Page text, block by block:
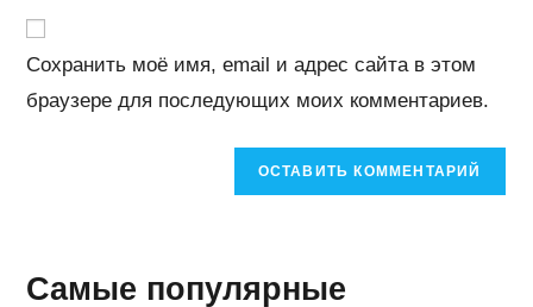
прокомментировать
веб-
сайта
(необязательно)
Сохранить моё имя, email и адрес сайта в этом
браузере для последующих моих комментариев.
Самые популярные